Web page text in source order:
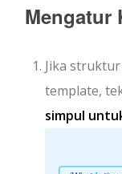
Mengatur
Jika
template,
simpul